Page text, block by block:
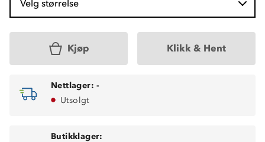
Velg størrelse
Kjøp Klikk & Hent
Nettlager: -
Utsolgt
Butikklager: